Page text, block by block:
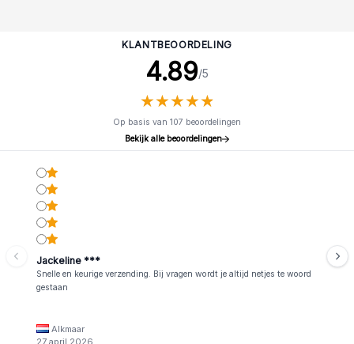
KLANTBEOORDELING
4.89/5
★★★★★
★★★★★
Op basis van 107 beoordelingen
Bekijk alle beoordelingen
Jackeline ***
Snelle en keurige verzending. Bij vragen wordt je altijd netjes te woord
gestaan
Alkmaar
27 april 2026